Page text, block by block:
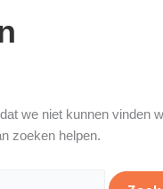
we niet kunnen vinden
zoeken helpen.